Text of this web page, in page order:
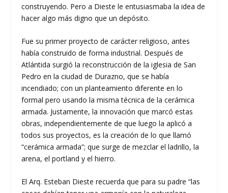
construyendo. Pero a Dieste le entusiasmaba la idea de
hacer algo más digno que un depósito.
Fue su primer proyecto de carácter religioso, antes
había construido de forma industrial. Después de
Atlántida surgió la reconstrucción de la iglesia de San
Pedro en la ciudad de Durazno, que se había
incendiado; con un planteamiento diferente en lo
formal pero usando la misma técnica de la cerámica
armada. Justamente, la innovación que marcó estas
obras, independientemente de que luego la aplicó a
todos sus proyectos, es la creación de lo que llamó
“cerámica armada”; que surge de mezclar el ladrillo, la
arena, el portland y el hierro.
El Arq. Esteban Dieste recuerda que para su padre “las